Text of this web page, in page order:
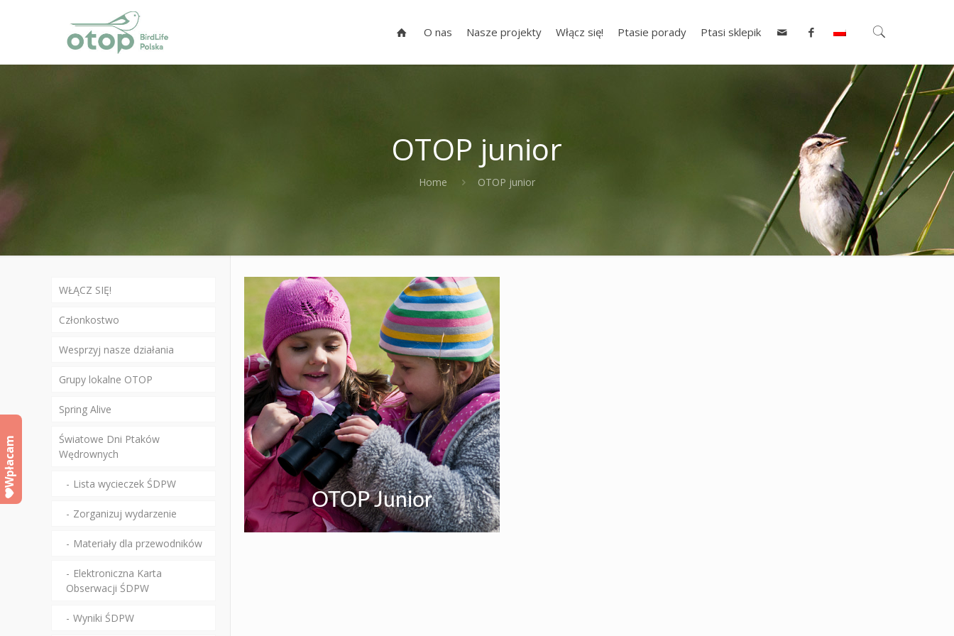
O nas Nasze projekty Włącz się! Ptasie porady Ptasi sklepik
OTOP junior
Home OTOP junior
OTOP Junior
WŁĄCZ SIĘ!
Członkostwo
Wesprzyj nasze działania
Grupy lokalne OTOP
Spring Alive
Światowe Dni Ptaków
Wędrownych
Lista wycieczek ŚDPW
Zorganizuj wydarzenie
Materiały dla przewodników
Elektroniczna Karta
Obserwacji ŚDPW
Wyniki ŚDPW
Wpłacam